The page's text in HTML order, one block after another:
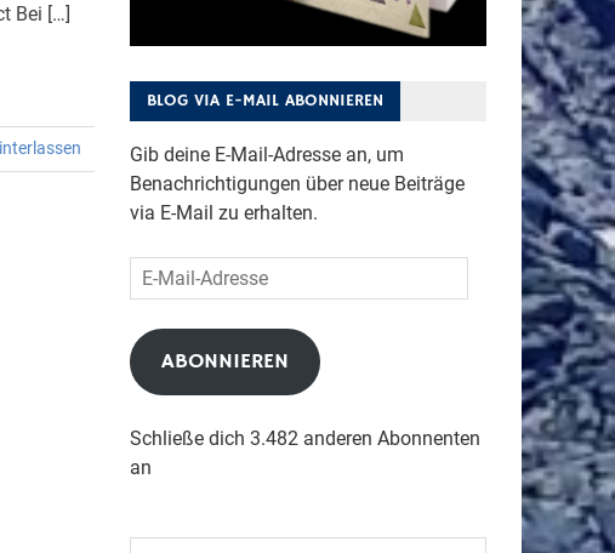
Bei […]
BLOG VIA E-MAIL ABONNIEREN
Gib deine E-Mail-Adresse an, um
Benachrichtigungen über neue Beiträge
via E-Mail zu erhalten.
E-
Mail-
Adresse
ABONNIEREN
Schließe dich 3.482 anderen Abonnenten
an